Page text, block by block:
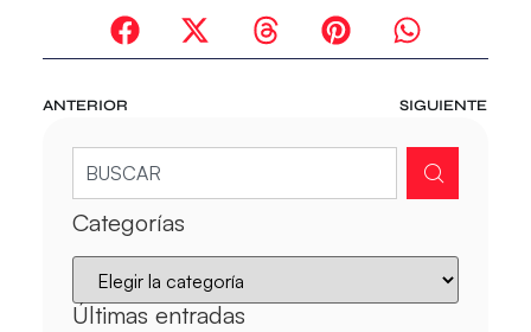
ANTERIOR SIGUIENTE
Categorías
Últimas entradas